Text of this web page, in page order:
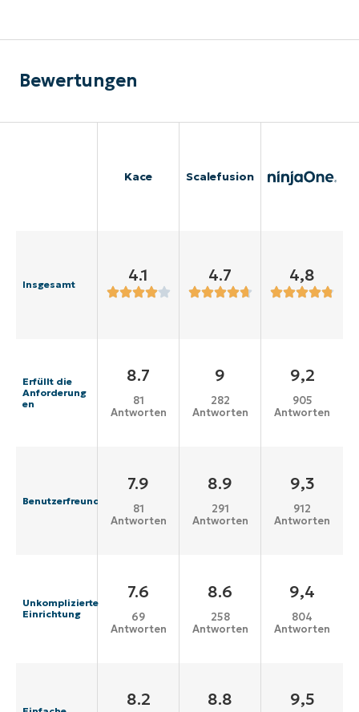
Bewertungen
Kace Scalefusion
Insgesamt 4.1 4.7 4,8
Erfüllt die
Anforderung
en
8.7
81
Antworten
9
282
Antworten
9,2
905
Antworten
Benutzerfreundlichkeit
7.9
81
Antworten
8.9
291
Antworten
9,3
912
Antworten
Unkomplizierte
Einrichtung
7.6
69
Antworten
8.6
258
Antworten
9,4
804
Antworten
8.2 8.8 9,5